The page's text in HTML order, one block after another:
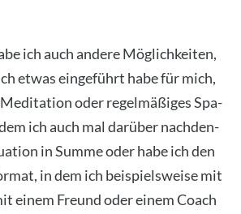
ich auch ande­re Mög­lich­kei­ten,
etwas ein­ge­führt habe für mich,
oder regel­mä­ßi­ges Spa­
ich auch mal dar­über nach­den­
in Sum­me oder habe ich den
in dem ich bei­spiels­wei­se mit
einem Freund oder einem Coach